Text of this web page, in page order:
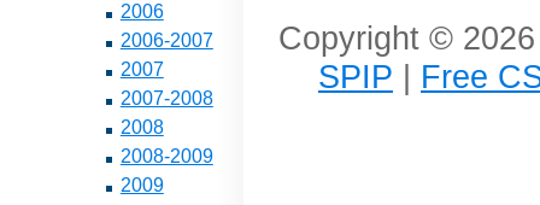
2006
2006-2007
2007
2007-2008
2008
2008-2009
2009
Copyright ©
SPIP | Free